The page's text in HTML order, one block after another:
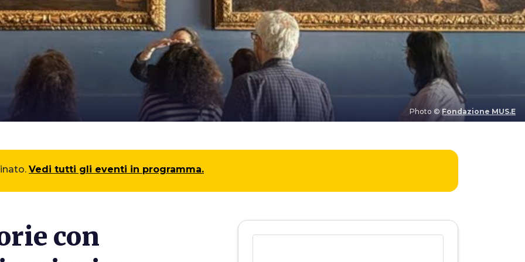
Photo © Fondazione MUS.E
Vedi tutti gli eventi in programma.
con